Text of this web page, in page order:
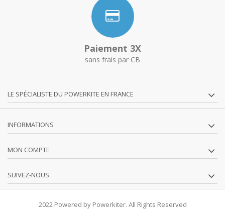
Paiement 3X
sans frais par CB
LE SPÉCIALISTE DU POWERKITE EN FRANCE
INFORMATIONS
MON COMPTE
SUIVEZ-NOUS
2022 Powered by Powerkiter. All Rights Reserved